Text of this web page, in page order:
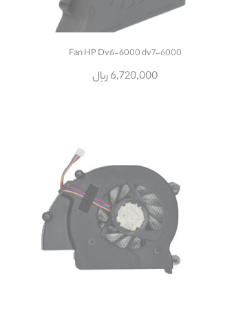
Fan HP Dv6-6000 dv7-6000
6,720,000 ریال